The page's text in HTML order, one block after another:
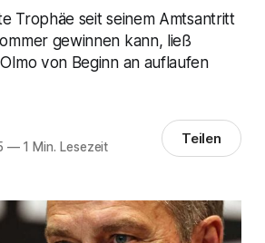
Trophäe seit seinem Amtsantritt
gewinnen kann, ließ
von Beginn an auflaufen
—1 Min. Lesezeit Teilen